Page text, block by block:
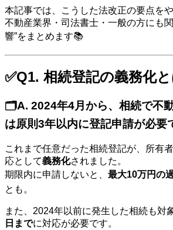
本記事では、こうした法改正の要点を
不動産業界・司法書士・一般の方にも
響”をまとめます📚
✅Q1. 相続登記の義務化と
🗂️A. 2024年4月から、相続で不
は原則3年以内に登記申請が必要
これまで任意だった相続登記が、所有
応として義務化されました。
期限内に申請しないと、 最大10万円の
とも。
また、2024年以前に発生した相続も対
日までに対応が必要です。